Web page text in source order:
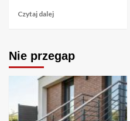
Czytaj dalej
Nie przegap